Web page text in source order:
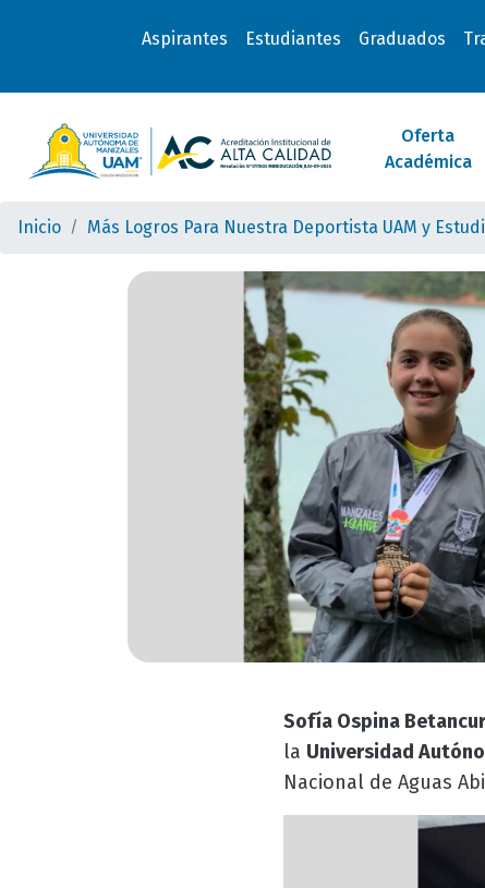
Aspirantes Estudiantes Graduados
Oferta
Académica
Inicio Más Logros Para Nuestra Deportista UAM y
Sofía Ospina Betancur
la Universidad
Nacional de Aguas